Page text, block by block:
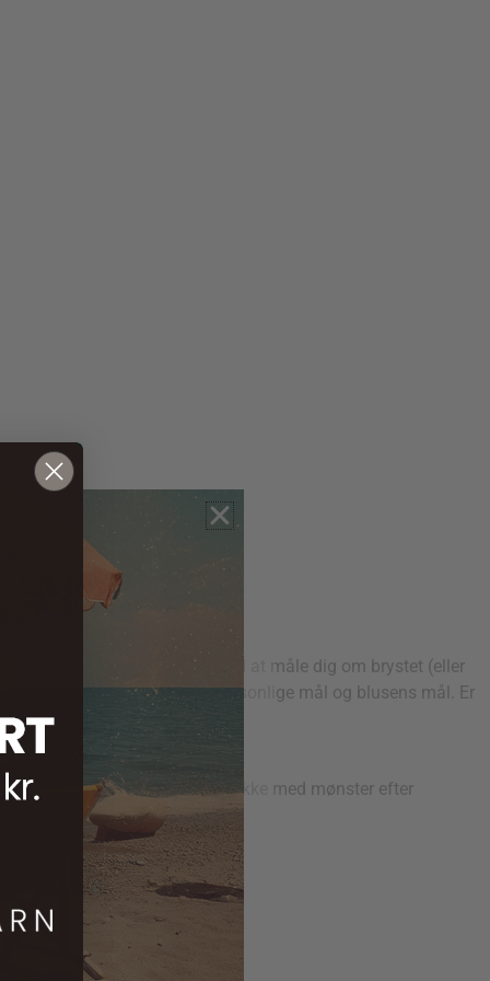
din personlige overvidde ved at måle dig om brystet (eller
er forskellen mellem dit personlige mål og blusens mål. Er
(inkl. halskanten).
strikkes det runde bærestykke med mønster efter
26.